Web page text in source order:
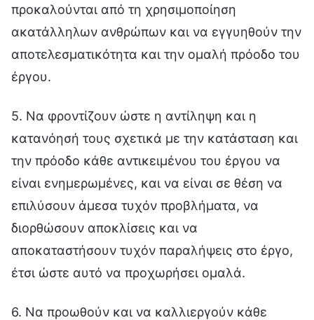
προκαλούνται από τη χρησιμοποίηση
ακατάλληλων ανθρώπων και να εγγυηθούν την
αποτελεσματικότητα και την ομαλή πρόοδο του
έργου.
5. Να φροντίζουν ώστε η αντίληψη και η
κατανόησή τους σχετικά με την κατάσταση και
την πρόοδο κάθε αντικειμένου του έργου να
είναι ενημερωμένες, και να είναι σε θέση να
επιλύσουν άμεσα τυχόν προβλήματα, να
διορθώσουν αποκλίσεις και να
αποκαταστήσουν τυχόν παραλήψεις στο έργο,
έτσι ώστε αυτό να προχωρήσει ομαλά.
6. Να προωθούν και να καλλιεργούν κάθε